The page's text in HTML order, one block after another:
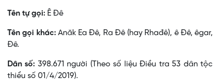
Tên tự gọi: Ê Đê
Tên gọi khác:Anăk Ea Ðê, Ra Ðê (hay Rhađê), ê Ðê, êgar,
Ðê.
Dân số: 398.671 người (Theo số liệu Điều tra 53 dân tộc
thiểu số 01/4/2019).